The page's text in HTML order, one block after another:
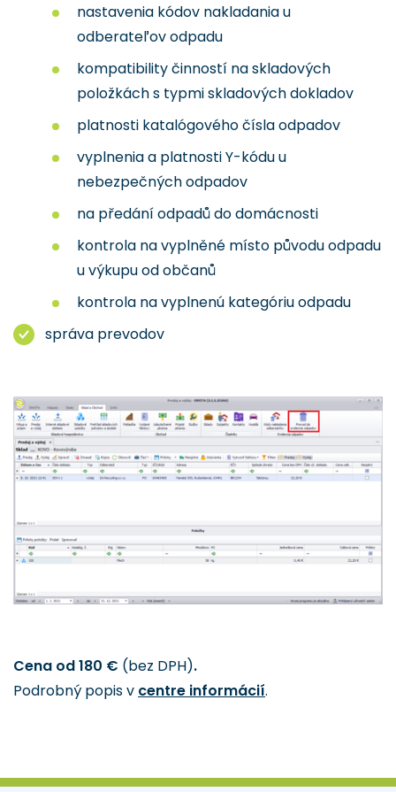
nastavenia kódov nakladania u
odberateľov odpadu
kompatibility činností na skladových
položkách s typmi skladových dokladov
platnosti katalógového čísla odpadov
vyplnenia a platnosti Y-kódu u
nebezpečných odpadov
na předání odpadů do domácnosti
kontrola na vyplněné místo původu odpadu
u výkupu od občanů
kontrola na vyplnenú kategóriu odpadu
správa prevodov
Cena od 180 € (bez DPH).
Podrobný popis v centre informácií.